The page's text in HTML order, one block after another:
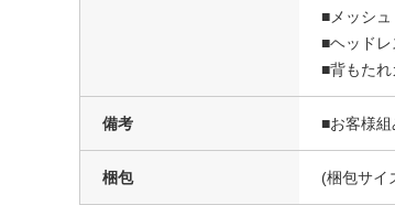
■メッシ
■ヘッド
■背もた
備考 ■お客様
梱包 (梱包サイ